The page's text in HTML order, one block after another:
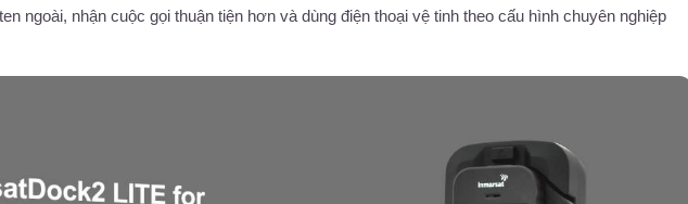
ngoài, nhận cuộc gọi thuận tiện hơn và dùng điện thoại vệ tinh theo cấu hình chuyên nghiệp